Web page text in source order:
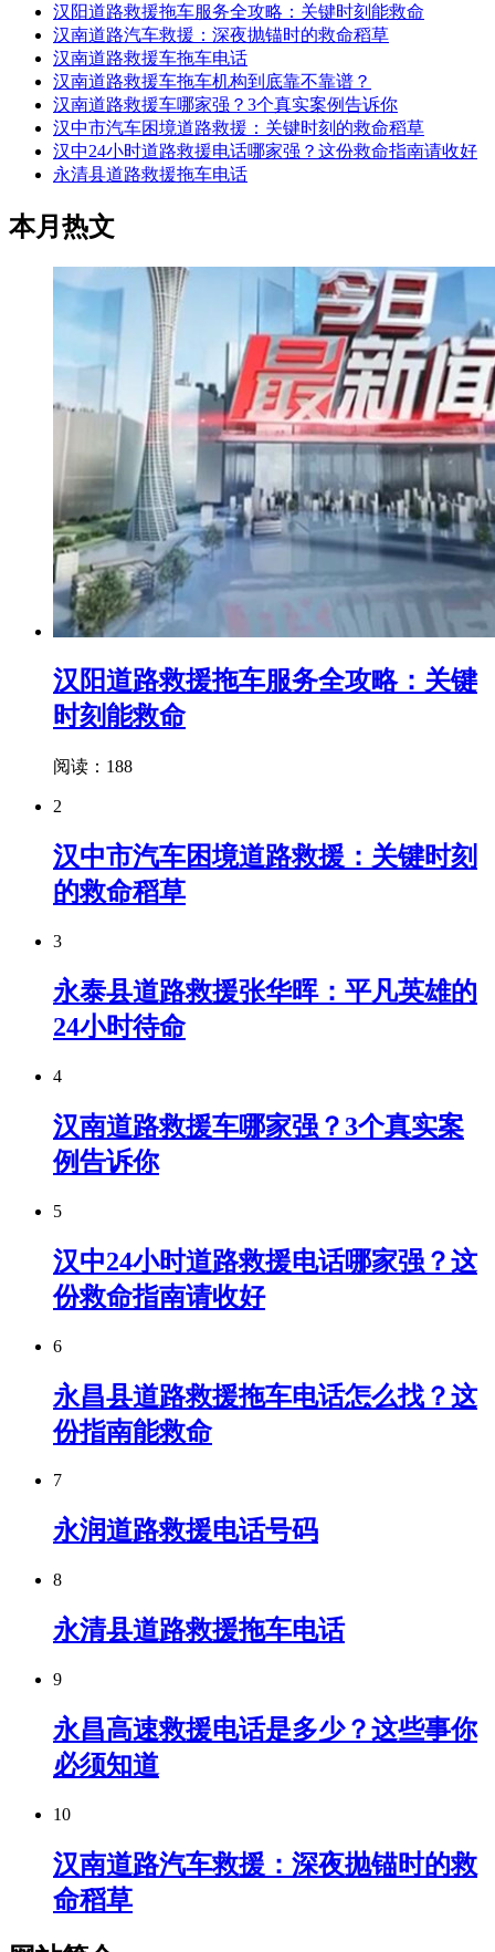
汉阳道路救援拖车服务全攻略：关键时刻能救命
汉南道路汽车救援：深夜抛锚时的救命稻草
汉南道路救援车拖车电话
汉南道路救援车拖车机构到底靠不靠谱？
汉南道路救援车哪家强？3个真实案例告诉你
汉中市汽车困境道路救援：关键时刻的救命稻草
汉中24小时道路救援电话哪家强？这份救命指南请收好
永清县道路救援拖车电话
本月热文
汉阳道路救援拖车服务全攻略：关键
时刻能救命
阅读：188
2
汉中市汽车困境道路救援：关键时刻
的救命稻草
3
永泰县道路救援张华晖：平凡英雄的
24小时待命
4
汉南道路救援车哪家强？3个真实案
例告诉你
5
汉中24小时道路救援电话哪家强？这
份救命指南请收好
6
永昌县道路救援拖车电话怎么找？这
份指南能救命
7
永润道路救援电话号码
8
永清县道路救援拖车电话
9
永昌高速救援电话是多少？这些事你
必须知道
10
汉南道路汽车救援：深夜抛锚时的救
命稻草